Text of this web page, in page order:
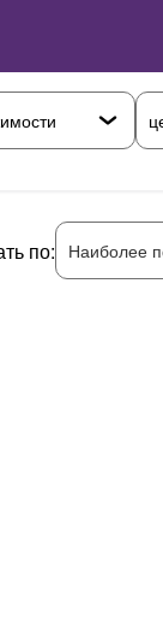
по: Наиболее